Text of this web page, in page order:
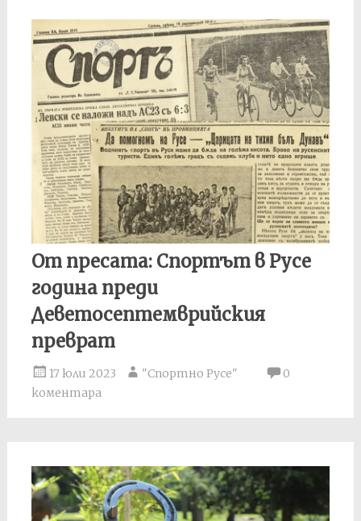
От пресата: Спортът в Русе
година преди
Деветосептемврийския
преврат
17 юли 2023 "Спортно Русе"
0
коментара